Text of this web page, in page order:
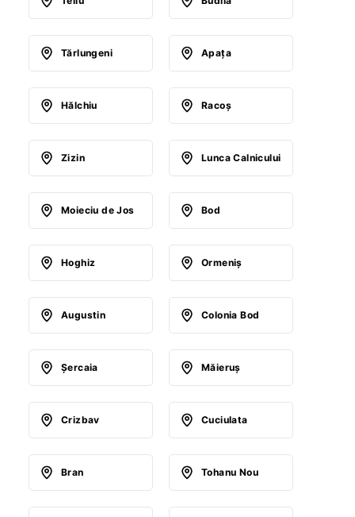
Tărlungeni Apaţa
Hălchiu Racoş
Zizin Lunca Calnicului
Moieciu de Jos Bod
Hoghiz Ormeniş
Augustin Colonia Bod
Şercaia Măieruş
Crizbav Cuciulata
Bran Tohanu Nou